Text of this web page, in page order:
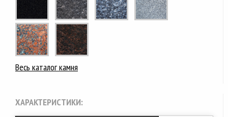
Весь каталог камня
ХАРАКТЕРИСТИКИ: